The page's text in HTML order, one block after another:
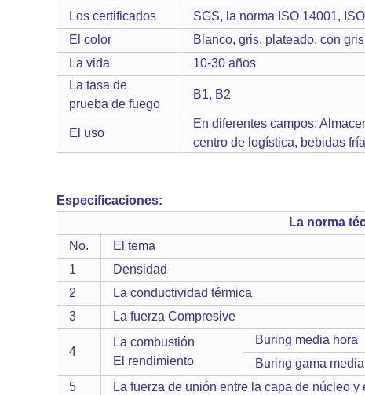
Los certificados
SGS, la norma ISO 14001,
El color
Blanco, gris, plateado, con
La vida
10-30 años
La tasa de
prueba de fuego
B1, B2
El uso
En diferentes campos:
centro de logística, bebidas
Especificaciones:
La norma
No.
El tema
1
Densidad
2
La conductividad térmica
3
La fuerza Compresive
4
La combustión
El rendimiento
Buring media hora
Buring gama media
5
La fuerza de unión entre la capa de núcleo y